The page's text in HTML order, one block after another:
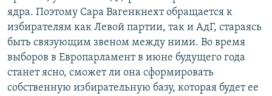
ядра. Поэтому Сара Вагенкнехт обращается к
избирателям как Левой партии, так и АдГ, стараясь
быть связующим звеном между ними. Во время
выборов в Европарламент в июне будущего года
станет ясно, сможет ли она сформировать
собственную избирательную базу, которая будет ее